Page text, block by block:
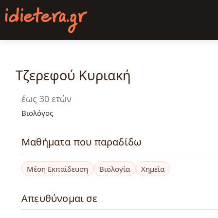
Παράκαμψη
προς
κυρίως
Τζερεφού Kυριακή
έως 30 ετών
Βιολόγος
Μαθήματα που παραδίδω
Μέση Εκπαίδευση Βιολογία Χημεία
Απευθύνομαι σε